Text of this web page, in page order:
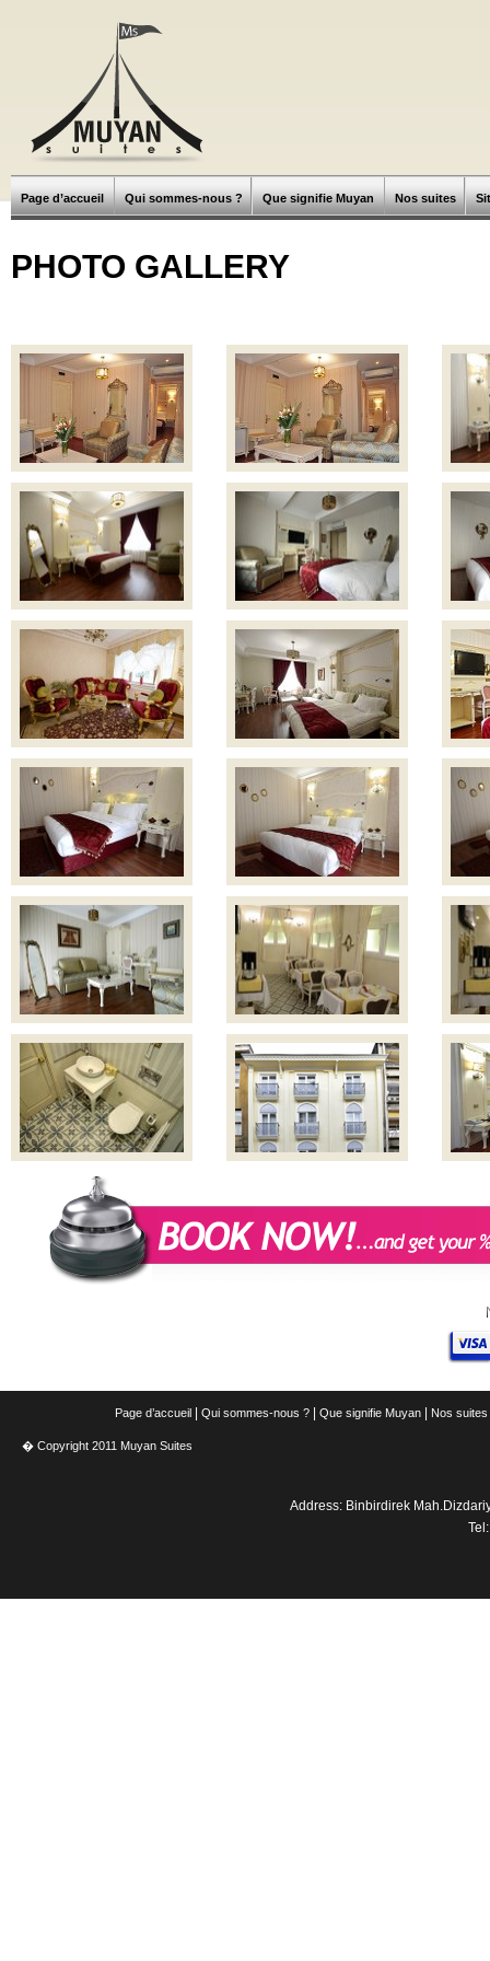
Page d’accueil Qui sommes-nous ? Que signifie Muyan Nos suites
PHOTO GALLERY
Page d’accueil Qui sommes-nous ?| Que signifie Muyan| Nos suites
� Copyright 2011 Muyan Suites
Address: Binbirdirek